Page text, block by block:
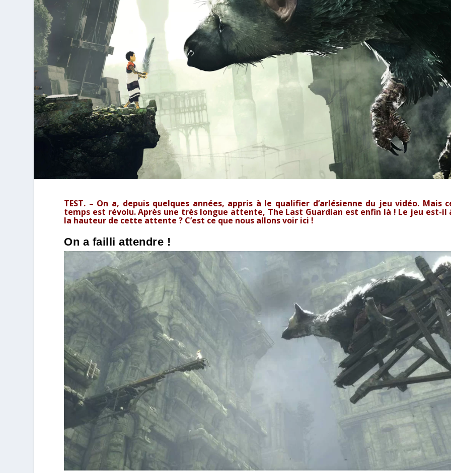
TEST. – On a, depuis quelques années, appris à le qualifier d’arlésienne du jeu vidéo. Mais
temps est révolu. Après une très longue attente, The Last Guardian est enfin là ! Le jeu est-il
la hauteur de cette attente ? C’est ce que nous allons voir ici !
On a failli attendre !